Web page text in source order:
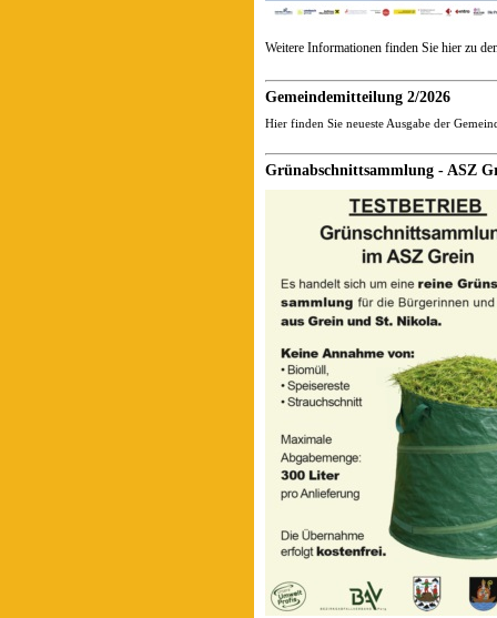
Weitere Informationen finden Sie hier zu
Gemeindemitteilung 2/2026
Hier finden Sie neueste Ausgabe der
Grünabschnittsammlung - ASZ